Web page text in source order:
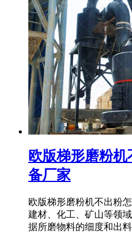
欧版梯形磨粉
备厂家
欧版梯形磨粉机不出粉
建材、化工、矿山等领
据所磨物料的细度和出